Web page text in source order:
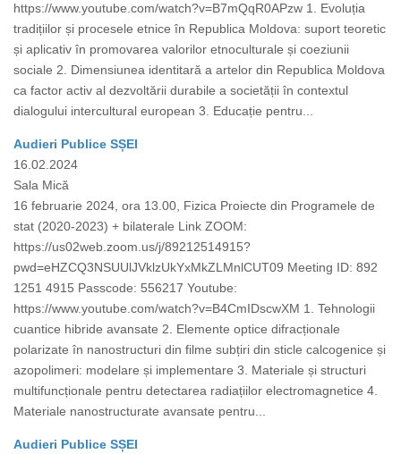
https://www.youtube.com/watch?v=B7mQqR0APzw 1. Evoluția
tradițiilor și procesele etnice în Republica Moldova: suport teoretic
și aplicativ în promovarea valorilor etnoculturale și coeziunii
sociale 2. Dimensiunea identitară a artelor din Republica Moldova
ca factor activ al dezvoltării durabile a societății în contextul
dialogului intercultural european 3. Educație pentru...
Audieri Publice SȘEI
16.02.2024
Sala Mică
16 februarie 2024, ora 13.00, Fizica Proiecte din Programele de
stat (2020-2023) + bilaterale Link ZOOM:
https://us02web.zoom.us/j/89212514915?
pwd=eHZCQ3NSUUlJVklzUkYxMkZLMnlCUT09 Meeting ID: 892
1251 4915 Passcode: 556217 Youtube:
https://www.youtube.com/watch?v=B4CmIDscwXM 1. Tehnologii
cuantice hibride avansate 2. Elemente optice difracționale
polarizate în nanostructuri din filme subțiri din sticle calcogenice și
azopolimeri: modelare și implementare 3. Materiale și structuri
multifuncționale pentru detectarea radiațiilor electromagnetice 4.
Materiale nanostructurate avansate pentru...
Audieri Publice SȘEI